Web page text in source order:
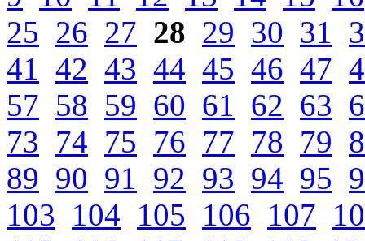
25 26 27 28 29 30 31
41 42 43 44 45 46 47
57 58 59 60 61 62 63
73 74 75 76 77 78 79
89 90 91 92 93 94 95
103 104 105 106 107